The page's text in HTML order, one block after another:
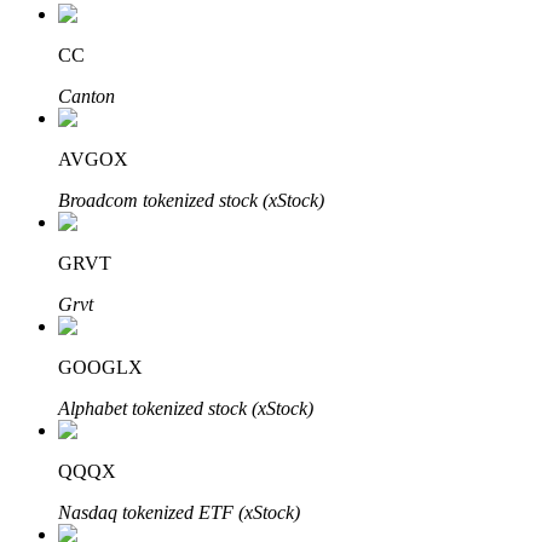
القروض
خدمة الاقتراض المدعومة بالعملات المشفرة
CC
Canton
AVGOX
Broadcom tokenized stock (xStock)
GRVT
Grvt
GOOGLX
Alphabet tokenized stock (xStock)
QQQX
Nasdaq tokenized ETF (xStock)